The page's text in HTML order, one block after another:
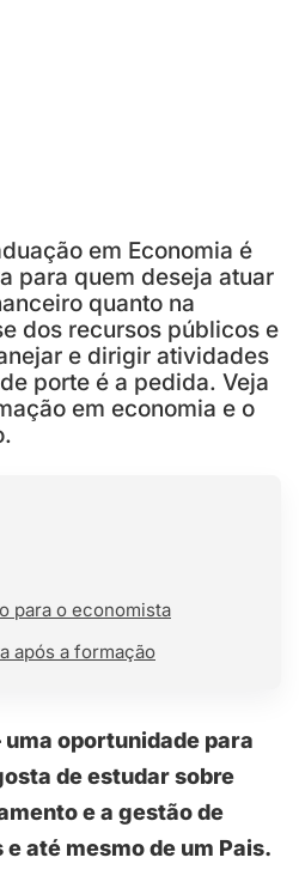
em Economia é
para quem deseja atuar
quanto na
dos recursos públicos e
e dirigir atividades
porte é a pedida. Veja
em economia e o
para o economista
após a formação
uma oportunidade para
de estudar sobre
e a gestão de
até mesmo de um Pais.